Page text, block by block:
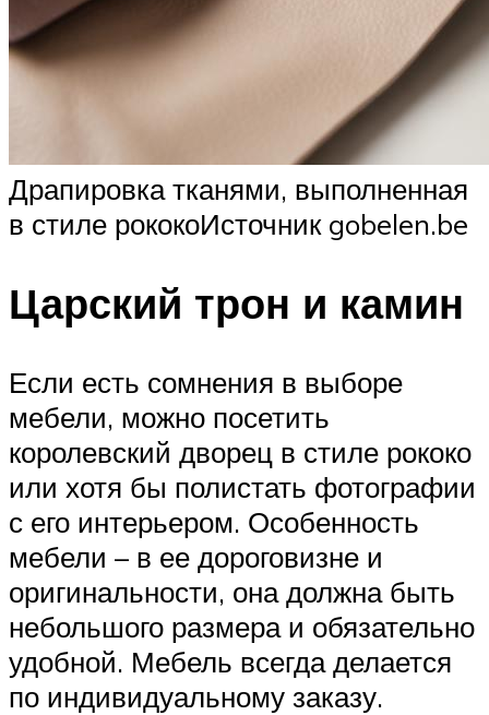
Драпировка тканями, выполненная
в стиле рококоИсточник gobelen.be
Царский трон и камин
Если есть сомнения в выборе
мебели, можно посетить
королевский дворец в стиле рококо
или хотя бы полистать фотографии
с его интерьером. Особенность
мебели – в ее дороговизне и
оригинальности, она должна быть
небольшого размера и обязательно
удобной. Мебель всегда делается
по индивидуальному заказу.